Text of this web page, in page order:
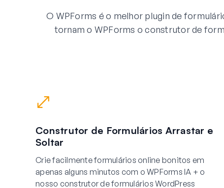
O WPForms é o melhor plugin de
tornam o WPForms o construtor de
Construtor de Formulários Arrastar e
Soltar
Crie facilmente formulários online bonitos em
apenas alguns minutos com o WPForms IA + o
nosso construtor de formulários WordPress